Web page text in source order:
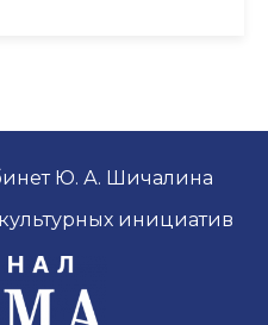
Ю. А. Шичалина
инициатив